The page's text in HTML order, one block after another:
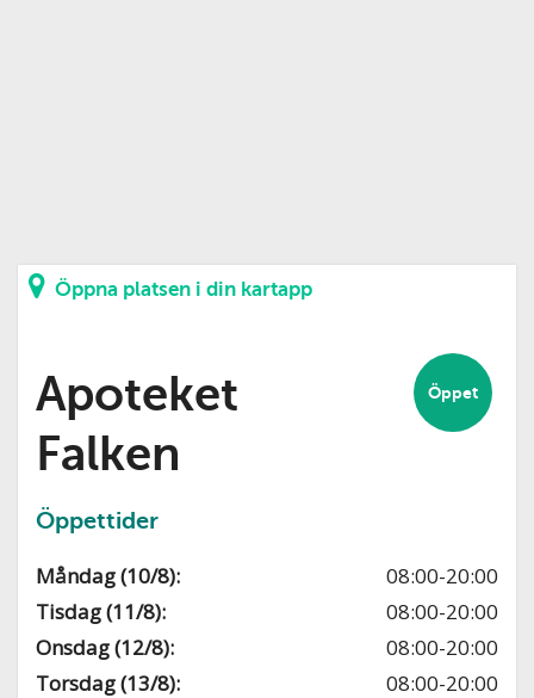
Öppna platsen i din kartapp
Öppet
Apoteket
Falken
Öppettider
Måndag (10/8):
08:00-20:00
Tisdag (11/8):
08:00-20:00
Onsdag (12/8):
08:00-20:00
Torsdag (13/8):
08:00-20:00